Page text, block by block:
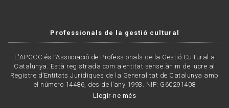
Professionals de la gestió cultural
L'APGCC és l’Associació de Professionals de la Gestió Cultural a
Catalunya. Està registrada com a entitat sense ànim de lucre al
Registre d’Entitats Jurídiques de la Generalitat de Catalunya amb
el número 14486, des de l’any 1993. NIF: G60291408
Llegir-ne més